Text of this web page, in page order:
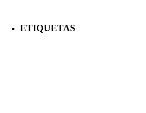
ETIQUETAS